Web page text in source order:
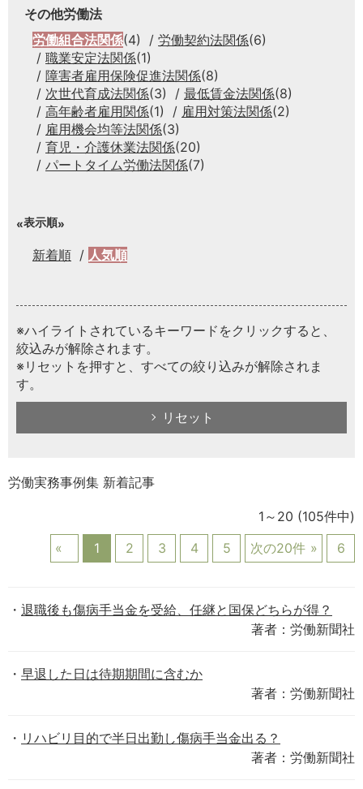
その他労働法
労働組合法関係(4) 労働契約法関係(6)
職業安定法関係(1)
障害者雇用保険促進法関係(8)
次世代育成法関係(3) 最低賃金法関係(8)
高年齢者雇用関係(1) 雇用対策法関係(2)
雇用機会均等法関係(3)
育児・介護休業法関係(20)
パートタイム労働法関係(7)
表示順
新着順 人気順
※ハイライトされているキーワードをクリックすると、
絞込みが解除されます。
※リセットを押すと、すべての絞り込みが解除されま
す。
リセット
労働実務事例集 新着記事
1～20 (105件中)
1
2 3 4 5 次の20件 6
退職後も傷病手当金を受給、任継と国保どちらが得？
著者：労働新聞社
早退した日は待期期間に含むか
著者：労働新聞社
リハビリ目的で半日出勤し傷病手当金出る？
著者：労働新聞社